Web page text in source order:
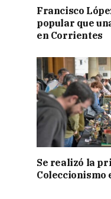
Francisco
popular que
en Corrientes
Se realizó la
Coleccionismo